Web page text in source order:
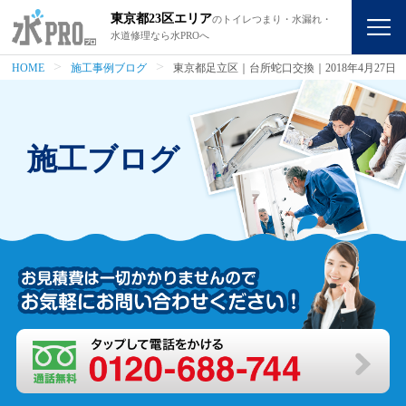
東京都23区エリアのトイレつまり・水漏れ・
水道修理なら水PROへ
HOME 施工事例ブログ 東京都足立区｜台所蛇口交換｜2018年4月27日
施工ブログ